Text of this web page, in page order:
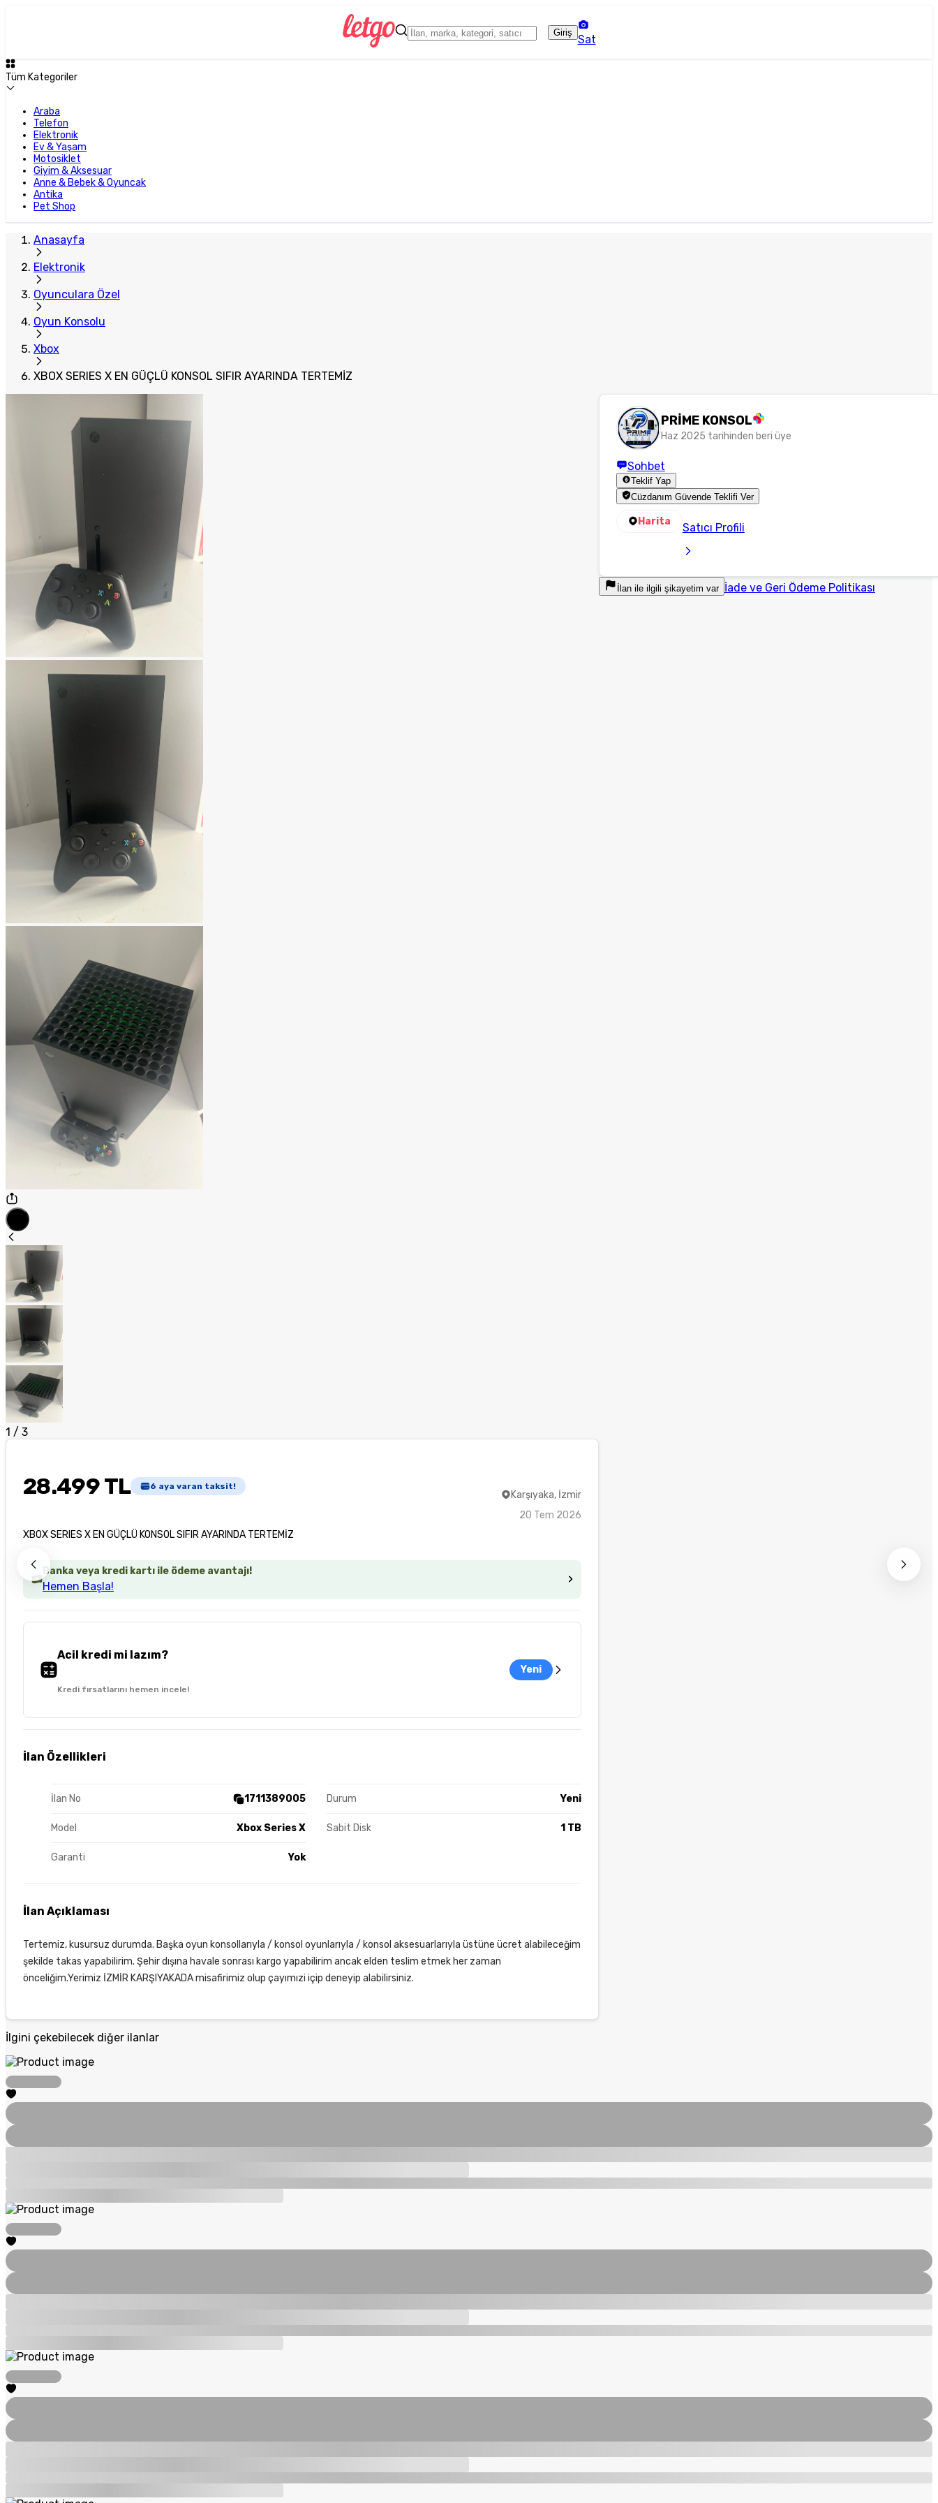
Giriş
Sat
Tüm Kategoriler
Araba
Telefon
Elektronik
Ev & Yaşam
Motosiklet
Giyim & Aksesuar
Anne & Bebek & Oyuncak
Antika
Pet Shop
Anasayfa
Elektronik
Oyunculara Özel
Oyun Konsolu
Xbox
XBOX SERIES X EN GÜÇLÜ KONSOL SIFIR AYARINDA TERTEMİZ
1 / 3
28.499 TL 6 aya varan taksit!
XBOX SERIES X EN GÜÇLÜ KONSOL SIFIR AYARINDA TERTEMİZ
Karşıyaka, İzmir
20 Tem 2026
Banka veya kredi kartı ile ödeme avantajı!
Hemen Başla!
Acil kredi mi lazım?
Kredi fırsatlarını hemen incele!
Yeni
İlan Özellikleri
İlan No 1711389005 Durum Yeni
Model Xbox Series X Sabit Disk 1 TB
Garanti Yok
İlan Açıklaması
Tertemiz, kusursuz durumda. Başka oyun konsollarıyla / konsol oyunlarıyla / konsol aksesuarlarıyla üstüne ücret alabileceğim
şekilde takas yapabilirim. Şehir dışına havale sonrası kargo yapabilirim ancak elden teslim etmek her zaman
önceliğim.Yerimiz İZMİR KARŞIYAKADA misafirimiz olup çayımızi içip deneyip alabilirsiniz.
PRİME KONSOL
Haz 2025 tarihinden beri üye
Sohbet
Teklif Yap
Cüzdanım Güvende Teklifi Ver
Harita Satıcı Profili
İlan ile ilgili şikayetim var İade ve Geri Ödeme Politikası
İlgini çekebilecek diğer ilanlar